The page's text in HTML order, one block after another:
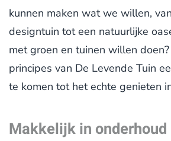
kunnen maken wat we willen,
designtuin tot een natuurlijke
met groen en tuinen willen
principes van De Levende Tuin
te komen tot het echte genieten
Makkelijk in onderhoud